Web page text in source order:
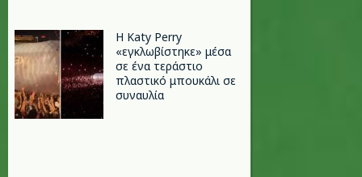
H Katy Perry
«εγκλωβίστηκε» μέσα
σε ένα τεράστιο
πλαστικό μπουκάλι σε
συναυλία